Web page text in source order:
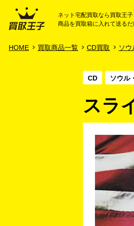
ネット宅配買取なら買取王子
商品を買取箱に入れて送るだ
HOME 買取商品一覧 CD買取 ソウ
CD ソウル
スラ